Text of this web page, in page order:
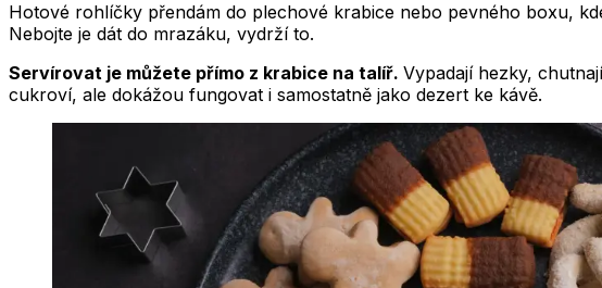
Hotové rohlíčky přendám do plechové krabice nebo pevného boxu,
Nebojte je dát do mrazáku, vydrží to.
Servírovat je můžete přímo z krabice na talíř. Vypadají hezky,
cukroví, ale dokážou fungovat i samostatně jako dezert ke kávě.